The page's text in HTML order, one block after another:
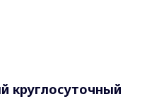
круглосуточный